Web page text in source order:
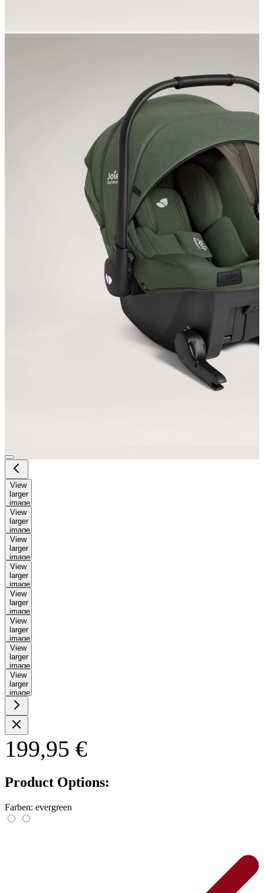
View
larger
image
View
larger
image
View
larger
image
View
larger
image
View
larger
image
View
larger
image
View
larger
image
View
larger
image
199,95 €
Product Options:
Farben: evergreen